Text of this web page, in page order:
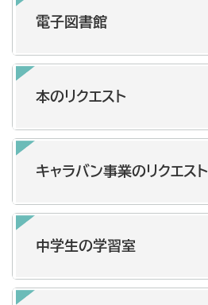
電子図書館
本のリクエスト
キャラバン事業のリクエスト
中学生の学習室